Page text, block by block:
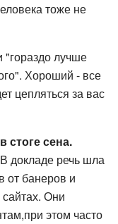
тоже не
"гораздо лучше
Хороший - все
цепляться за вас
стоге сена.
докладе речь шла
от банеров и
сайтах. Они
этом часто